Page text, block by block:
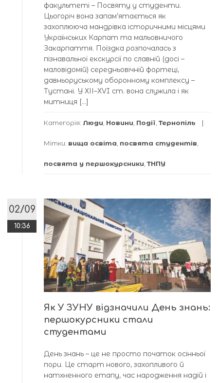
факультеті – Посвяту у студенти.
Цьогоріч вона запам’ятається як
захоплююча мандрівка історичними місцями
Українських Карпат та мальовничого
Закарпаття. Поїздка розпочалась з
пізнавальної екскурсії по славній (досі –
маловідомій) середньовічній фортеці,
давньоруському оборонному комплексу –
Тустані. У ХІІ–ХVI ст. вона служила і як
митниця […]
Категорія: Люди, Новини, Події, Тернопіль
Мітки: вища освіта, посвята студентів,
посвята у першокурсники, ТНПУ
02/09
10:36
Як У ЗУНУ відзначили День знань:
першокурсники стали
студентами
День знань – це не просто початок осінньої
пори. Це старт нового, захопливого й
натхненного етапу, час народження надій і